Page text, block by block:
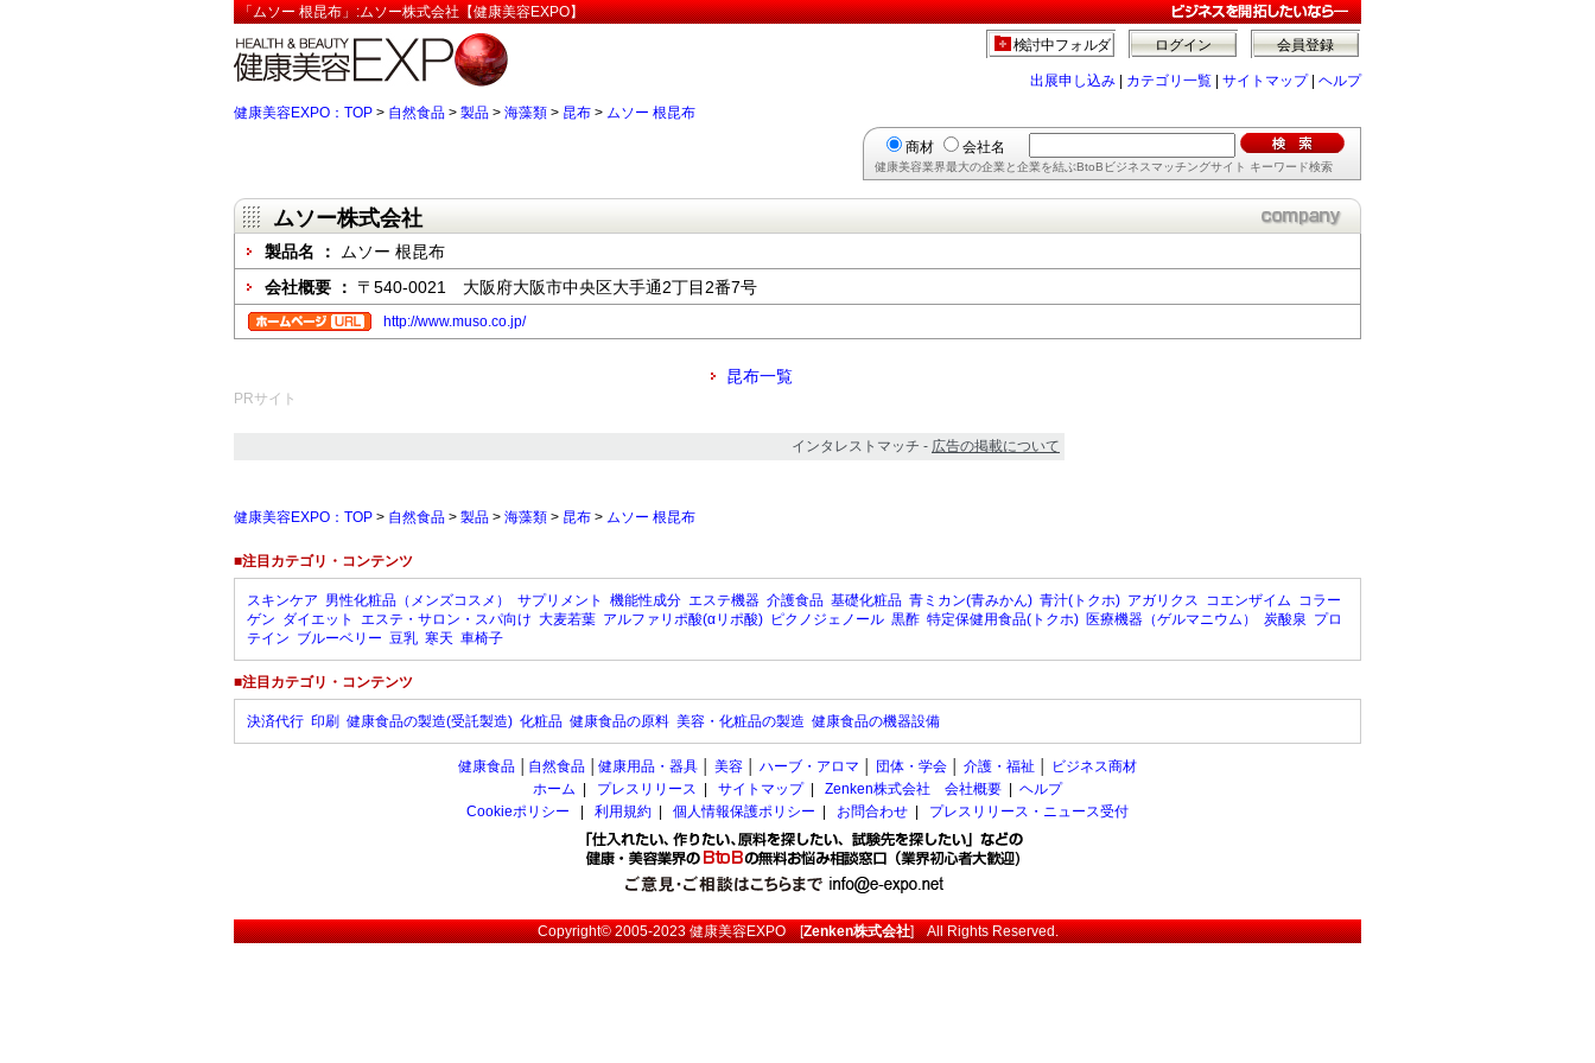
「ムソー 根昆布」:ムソー株式会社【健康美容EXPO】
会員登録
ログイン
検討中フォルダ
出展申し込み カテゴリ一覧 サイトマップ| ヘルプ
健康美容EXPO：TOP > 自然食品 > 製品 > 海藻類 > 昆布 > ムソー 根昆布
商材 会社名
健康美容業界最大の企業と企業を結ぶBtoBビジネスマッチングサイト キーワード検索
ムソー株式会社
製品名 ：
ムソー 根昆布
会社概要 ： 〒540-0021 大阪府大阪市中央区大手通2丁目2番7号
http://www.muso.co.jp/
昆布一覧
PRサイト
インタレストマッチ - 広告の掲載について
健康美容EXPO：TOP > 自然食品 > 製品 > 海藻類 > 昆布 > ムソー 根昆布
■注目カテゴリ・コンテンツ
スキンケア 男性化粧品（メンズコスメ） サプリメント 機能性成分 エステ機器 介護食品 基礎化粧品 青ミカン(青みかん) 青汁(トクホ) アガリクス コエンザイム コラー
ゲン ダイエット エステ・サロン・スパ向け 大麦若葉 アルファリポ酸(αリポ酸) ピクノジェノール 黒酢 特定保健用食品(トクホ) 医療機器（ゲルマニウム） 炭酸泉 プロ
テイン ブルーベリー 豆乳 寒天 車椅子
■注目カテゴリ・コンテンツ
決済代行 印刷 健康食品の製造(受託製造) 化粧品 健康食品の原料 美容・化粧品の製造 健康食品の機器設備
健康食品 自然食品 健康用品・器具 美容 ハーブ・アロマ 団体・学会 介護・福祉
ビジネス商材
ホーム
プレスリリース サイトマップ| Zenken株式会社 会社概要
ヘルプ
Cookieポリシー
利用規約 個人情報保護ポリシー お問合わせ プレスリリース・ニュース受付
Copyright© 2005-2023健康美容EXPO[Zenken株式会社] All Rights Reserved.